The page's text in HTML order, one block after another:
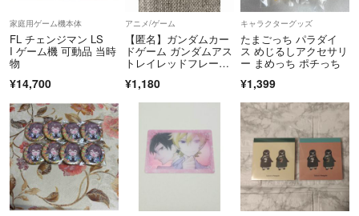
家庭用ゲーム機本体
FL チェンジマン LS
I ゲーム機 可動品 当時
物
¥14,700
アニメ/ゲーム
【匿名】ガンダムカー
ドゲーム ガンダムアス
トレイレッドフレー
セット
¥1,180
キャラクターグッズ
たまごっち パラダイ
ス めじるしアクセサリ
ー まめっち ポチっち
¥1,399